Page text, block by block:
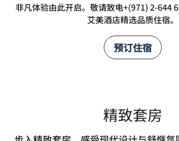
非凡体验由此开启。敬请致电+(971) 2-644
艾美酒店精选品质住宿。
预订住宿
精致套房